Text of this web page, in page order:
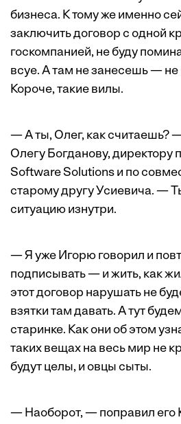
бизнеса. К тому же именно
заключить договор с одной
госкомпанией, не буду
всуе. А там не занесешь —
Короче, такие вилы.
— А ты, Олег, как считаешь?
Олегу Богданову, директору
Software Solutions и по
старому другу Усиевича. —
ситуацию изнутри.
— Я уже Игорю говорил и
подписывать — и жить, как
этот договор нарушать не
взятки там давать. А тут
старинке. Как они об этом
таких вещах на весь мир не
будут целы, и овцы сыты.
— Наоборот, — поправил его